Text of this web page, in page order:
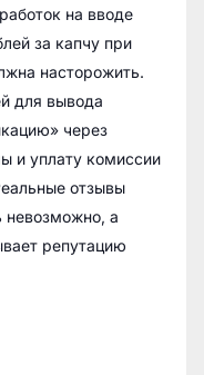
на вводе
за капчу при
насторожить.
для вывода
через
и уплату комиссии
отзывы
невозможно, а
репутацию